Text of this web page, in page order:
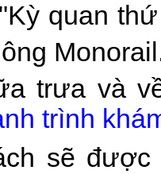
quan
trưa và
trình
sẽ